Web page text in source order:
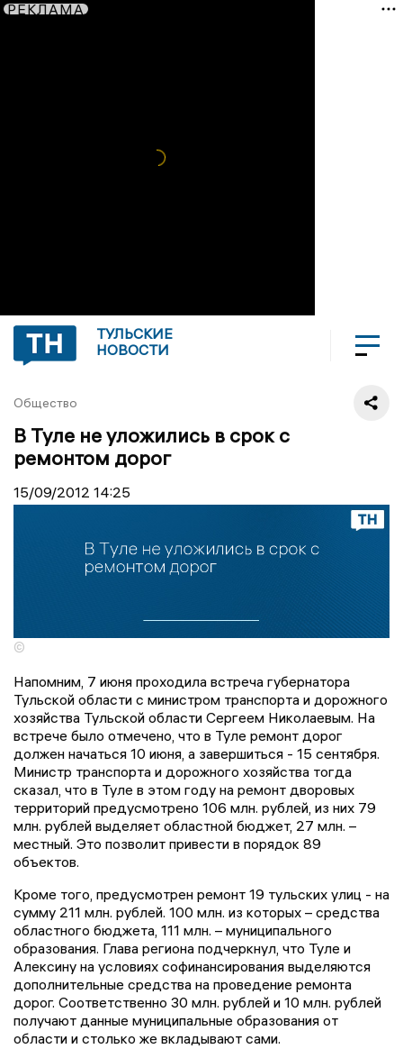
РЕКЛАМА
ТУЛЬСКИЕ
НОВОСТИ
Общество
В Туле не уложились в срок с
ремонтом дорог
15/09/2012 14:25
©
Напомним, 7 июня проходила встреча губернатора
Тульской области с министром транспорта и дорожного
хозяйства Тульской области Сергеем Николаевым. На
встрече было отмечено, что в Туле ремонт дорог
должен начаться 10 июня, а завершиться - 15 сентября.
Министр транспорта и дорожного хозяйства тогда
сказал, что в Туле в этом году на ремонт дворовых
территорий предусмотрено 106 млн. рублей, из них 79
млн. рублей выделяет областной бюджет, 27 млн. –
местный. Это позволит привести в порядок 89
объектов.
Кроме того, предусмотрен ремонт 19 тульских улиц - на
сумму 211 млн. рублей. 100 млн. из которых – средства
областного бюджета, 111 млн. – муниципального
образования. Глава региона подчеркнул, что Туле и
Алексину на условиях софинансирования выделяются
дополнительные средства на проведение ремонта
дорог. Соответственно 30 млн. рублей и 10 млн. рублей
получают данные муниципальные образования от
области и столько же вкладывают сами.